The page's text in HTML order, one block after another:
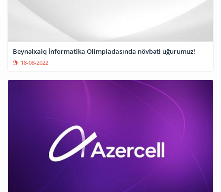
Beynəlxalq İnformatika Olimpiadasında növbəti uğurumuz!
18-08-2022